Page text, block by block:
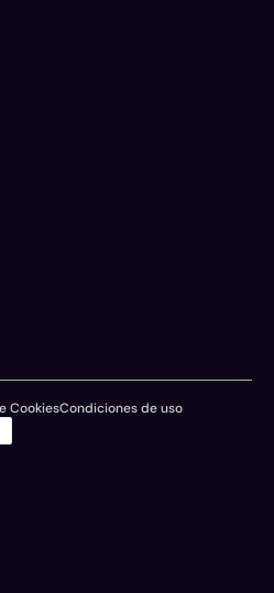
CookiesCondiciones de uso